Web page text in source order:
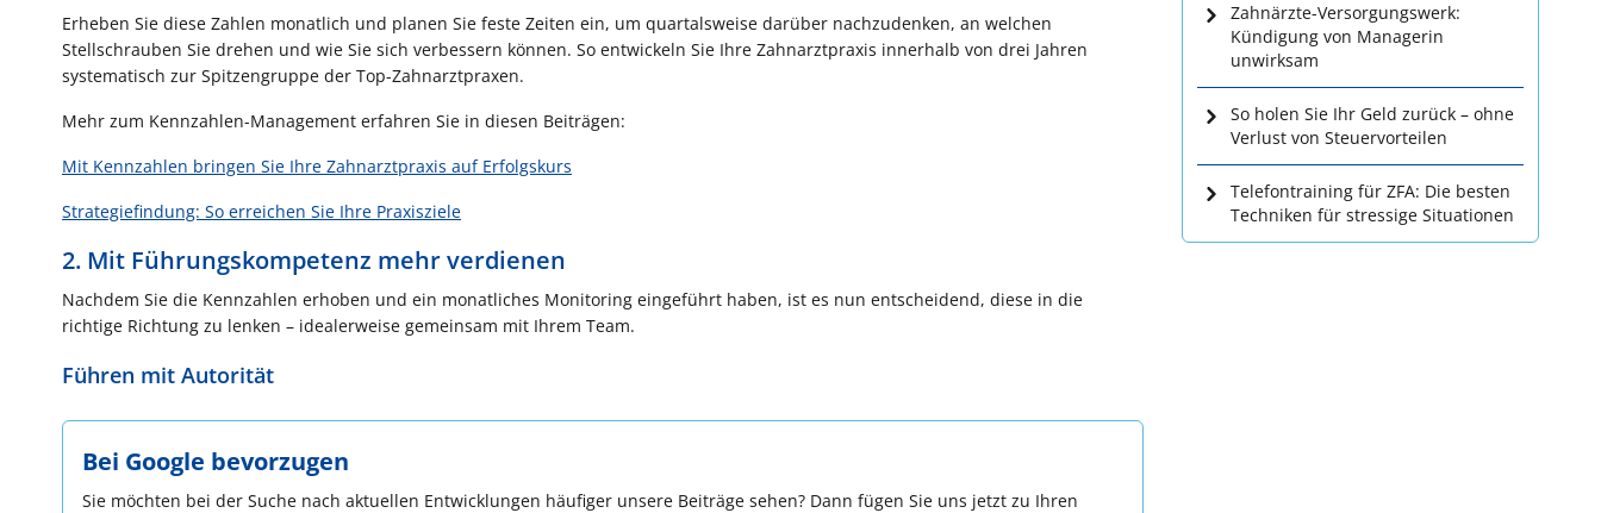
Erheben Sie diese Zahlen monatlich und planen Sie feste Zeiten ein, um quartalsweise darüber nachzudenken, an welchen
Stellschrauben Sie drehen und wie Sie sich verbessern können. So entwickeln Sie Ihre Zahnarztpraxis innerhalb von drei Jahren
systematisch zur Spitzengruppe der Top-Zahnarztpraxen.
Mehr zum Kennzahlen-Management erfahren Sie in diesen Beiträgen:
Mit Kennzahlen bringen Sie Ihre Zahnarztpraxis auf Erfolgskurs
Strategiefindung: So erreichen Sie Ihre Praxisziele
2. Mit Führungskompetenz mehr verdienen
Nachdem Sie die Kennzahlen erhoben und ein monatliches Monitoring eingeführt haben, ist es nun entscheidend, diese in die
richtige Richtung zu lenken – idealerweise gemeinsam mit Ihrem Team.
Führen mit Autorität
Bei Google bevorzugen
Sie möchten bei der Suche nach aktuellen Entwicklungen häufiger unsere Beiträge sehen? Dann fügen Sie uns jetzt zu Ihren
Zahnärzte-Versorgungswerk:
Kündigung von Managerin
unwirksam
So holen Sie Ihr Geld zurück – ohne
Verlust von Steuervorteilen
Telefontraining für ZFA: Die besten
Techniken für stressige Situationen